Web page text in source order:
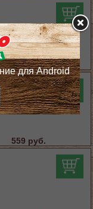
559 руб.
559 руб.
для Android